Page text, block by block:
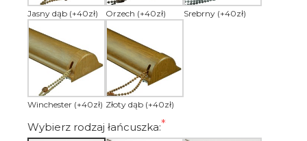
Jasny dąb (+40zł) Orzech (+40zł) Srebrny (+40zł)
Winchester (+40zł) Złoty dąb (+40zł)
Wybierz rodzaj łańcuszka: